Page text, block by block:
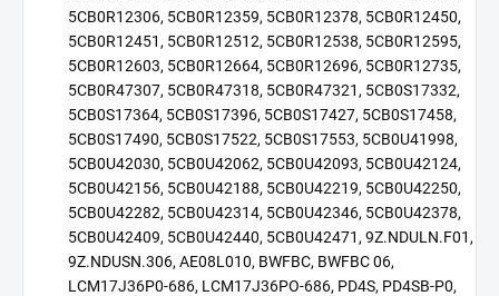
5CB0R12306, 5CB0R12359, 5CB0R12378, 5CB0R12450,
5CB0R12451, 5CB0R12512, 5CB0R12538, 5CB0R12595,
5CB0R12603, 5CB0R12664, 5CB0R12696, 5CB0R12735,
5CB0R47307, 5CB0R47318, 5CB0R47321, 5CB0S17332,
5CB0S17364, 5CB0S17396, 5CB0S17427, 5CB0S17458,
5CB0S17490, 5CB0S17522, 5CB0S17553, 5CB0U41998,
5CB0U42030, 5CB0U42062, 5CB0U42093, 5CB0U42124,
5CB0U42156, 5CB0U42188, 5CB0U42219, 5CB0U42250,
5CB0U42282, 5CB0U42314, 5CB0U42346, 5CB0U42378,
5CB0U42409, 5CB0U42440, 5CB0U42471, 9Z.NDULN.F01,
9Z.NDUSN.306, AE08L010, BWFBC, BWFBC 06,
LCM17J36P0-686, LCM17J36PO-686, PD4S, PD4SB-P0,